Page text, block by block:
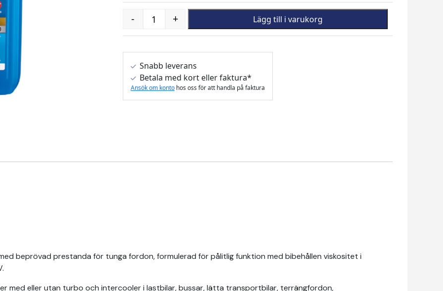
Quantity
- + Lägg till i varukorg
Snabb leverans
Betala med kort eller faktura*
Ansök om kontohos oss för att handla på faktura
beprövad prestanda för tunga fordon, formulerad för pålitlig funktion med bibehållen viskositet i
med eller utan turbo och intercooler i lastbilar, bussar, lätta transportbilar, terrängfordon,